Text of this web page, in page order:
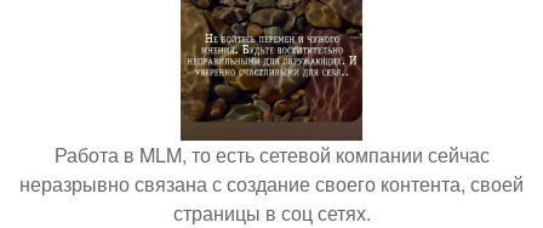
Работа в MLM, то есть сетевой компании сейчас
неразрывно связана с создание своего контента, своей
страницы в соц сетях.